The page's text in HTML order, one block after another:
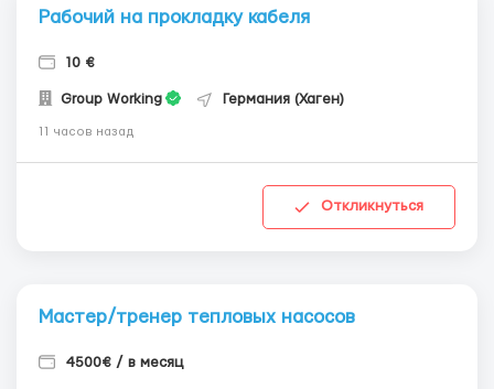
Рабочий на прокладку кабеля
10 €
Group Working Германия (Хаген)
11 часов назад
Откликнуться
Мастер/тренер тепловых насосов
4500€ / в месяц